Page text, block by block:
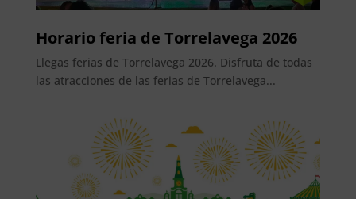
Horario feria de Torrelavega 2026
Llegas ferias de Torrelavega 2026. Disfruta de todas
las atracciones de las ferias de Torrelavega...